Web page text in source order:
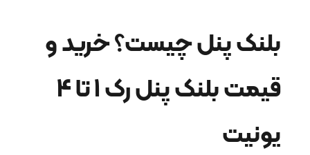
بلنک پنل چیست؟ خرید و
قیمت بلنک پنل رک 1 تا 4
یونیت